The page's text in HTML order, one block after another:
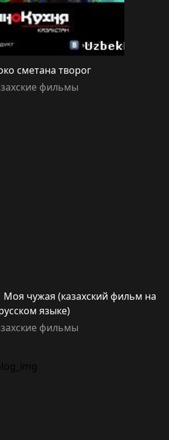
сметана творог
фильмы
чужая (казахский фильм на
языке)
фильмы